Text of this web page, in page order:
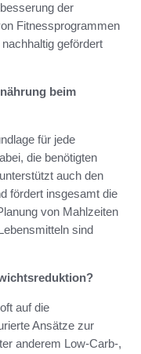
der
Fitnessprogrammen
gefördert
beim
für jede
die benötigten
auch den
fördert insgesamt die
von Mahlzeiten
sind
auf die
Ansätze zur
anderem Low-Carb-,